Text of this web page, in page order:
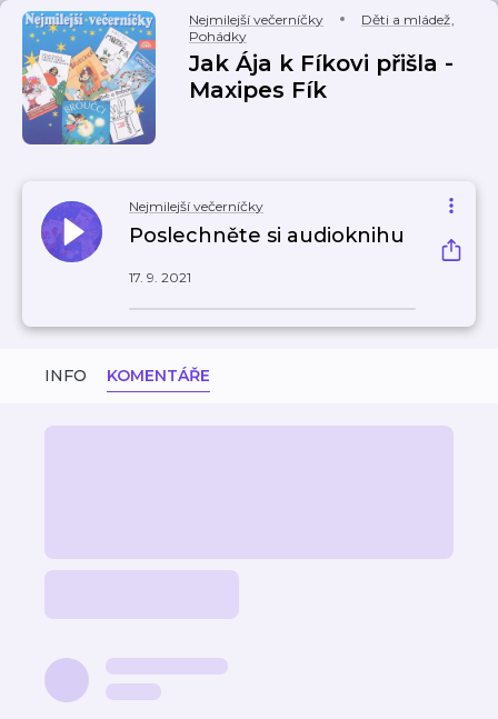
Nejmilejší večerníčky Děti a mládež,
Pohádky
Jak Ája k Fíkovi přišla -
Maxipes Fík
Nejmilejší večerníčky
Poslechněte si audioknihu
17. 9. 2021
INFO KOMENTÁŘE